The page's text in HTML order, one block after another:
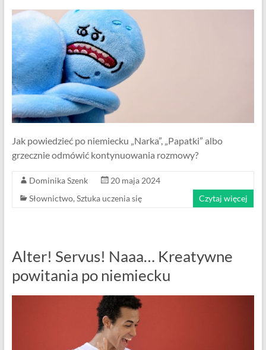
Jak powiedzieć po niemiecku „Narka”, „Papatki” albo
grzecznie odmówić kontynuowania rozmowy?
Dominika Szenk
20 maja 2024
Słownictwo, Sztuka uczenia się Czytaj więcej
Alter! Servus! Naaa… Kreatywne
powitania po niemiecku